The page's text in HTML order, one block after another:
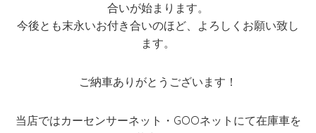
合いが始まります。
今後とも末永いお付き合いのほど、よろしくお願い致し
ます。
ご納車ありがとうございます！
当店ではカーセンサーネット・GOOネットにて在庫車を